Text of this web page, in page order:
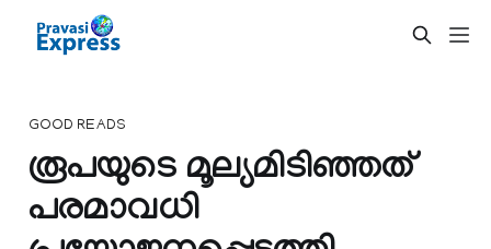
GOOD READS
രൂപയുടെ മൂല്യമിടിഞ്ഞത്
പരമാവധി